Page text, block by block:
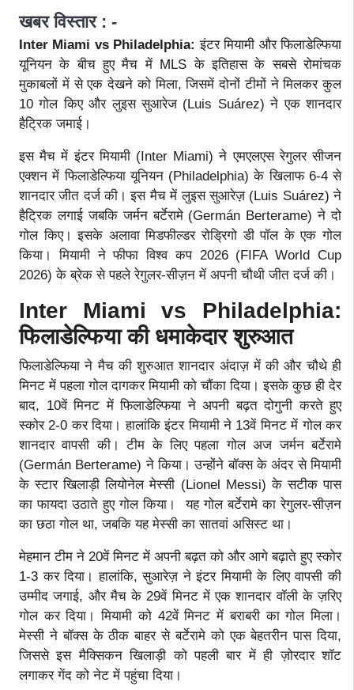
खबर विस्तार : -
Inter Miami vs Philadelphia: इंटर मियामी और फिलाडेल्फिया
यूनियन के बीच हुए मैच में MLS के इतिहास के सबसे रोमांचक
मुकाबलों में से एक देखने को मिला, जिसमें दोनों टीमों ने मिलकर कुल
10 गोल किए और लुइस सुआरेज (Luis Suárez) ने एक शानदार
हैट्रिक जमाई।
इस मैच में इंटर मियामी (Inter Miami) ने एमएलएस रेगुलर सीजन
एक्शन में फिलाडेल्फिया यूनियन (Philadelphia) के खिलाफ 6-4 से
शानदार जीत दर्ज की। इस मैच में लुइस सुआरेज़ (Luis Suárez) ने
हैट्रिक लगाई जबकि जर्मन बर्टेरामे (Germán Berterame) ने दो
गोल किए। इसके अलावा मिडफील्डर रोड्रिगो डी पॉल के एक गोल
किया। मियामी ने फीफा विश्व कप 2026 (FIFA World Cup
2026) के ब्रेक से पहले रेगुलर-सीज़न में अपनी चौथी जीत दर्ज की।
Inter Miami vs Philadelphia:
फिलाडेल्फिया की धमाकेदार शुरुआत
फिलाडेल्फिया ने मैच की शुरुआत शानदार अंदाज़ में की और चौथे ही
मिनट में पहला गोल दागकर मियामी को चौंका दिया। इसके कुछ ही देर
बाद, 10वें मिनट में फिलाडेल्फिया ने अपनी बढ़त दोगुनी करते हुए
स्कोर 2-0 कर दिया। हालांकि इंटर मियामी ने 13वें मिनट में गोल कर
शानदार वापसी की। टीम के लिए पहला गोल अज जर्मन बर्टेरामे
(Germán Berterame) ने किया। उन्होंने बॉक्स के अंदर से मियामी
के स्टार खिलाड़ी लियोनेल मेस्सी (Lionel Messi) के सटीक पास
का फायदा उठाते हुए गोल किया। यह गोल बर्टेरामे का रेगुलर-सीज़न
का छठा गोल था, जबकि यह मेस्सी का सातवां असिस्ट था।
मेहमान टीम ने 20वें मिनट में अपनी बढ़त को और आगे बढ़ाते हुए स्कोर
1-3 कर दिया। हालांकि, सुआरेज़ ने इंटर मियामी के लिए वापसी की
उम्मीद जगाई, और मैच के 29वें मिनट में एक शानदार वॉली के ज़रिए
गोल कर दिया। मियामी को 42वें मिनट में बराबरी का गोल मिला।
मेस्सी ने बॉक्स के ठीक बाहर से बर्टेरामे को एक बेहतरीन पास दिया,
जिससे इस मैक्सिकन खिलाड़ी को पहली बार में ही ज़ोरदार शॉट
लगाकर गेंद को नेट में पहुंचा दिया।